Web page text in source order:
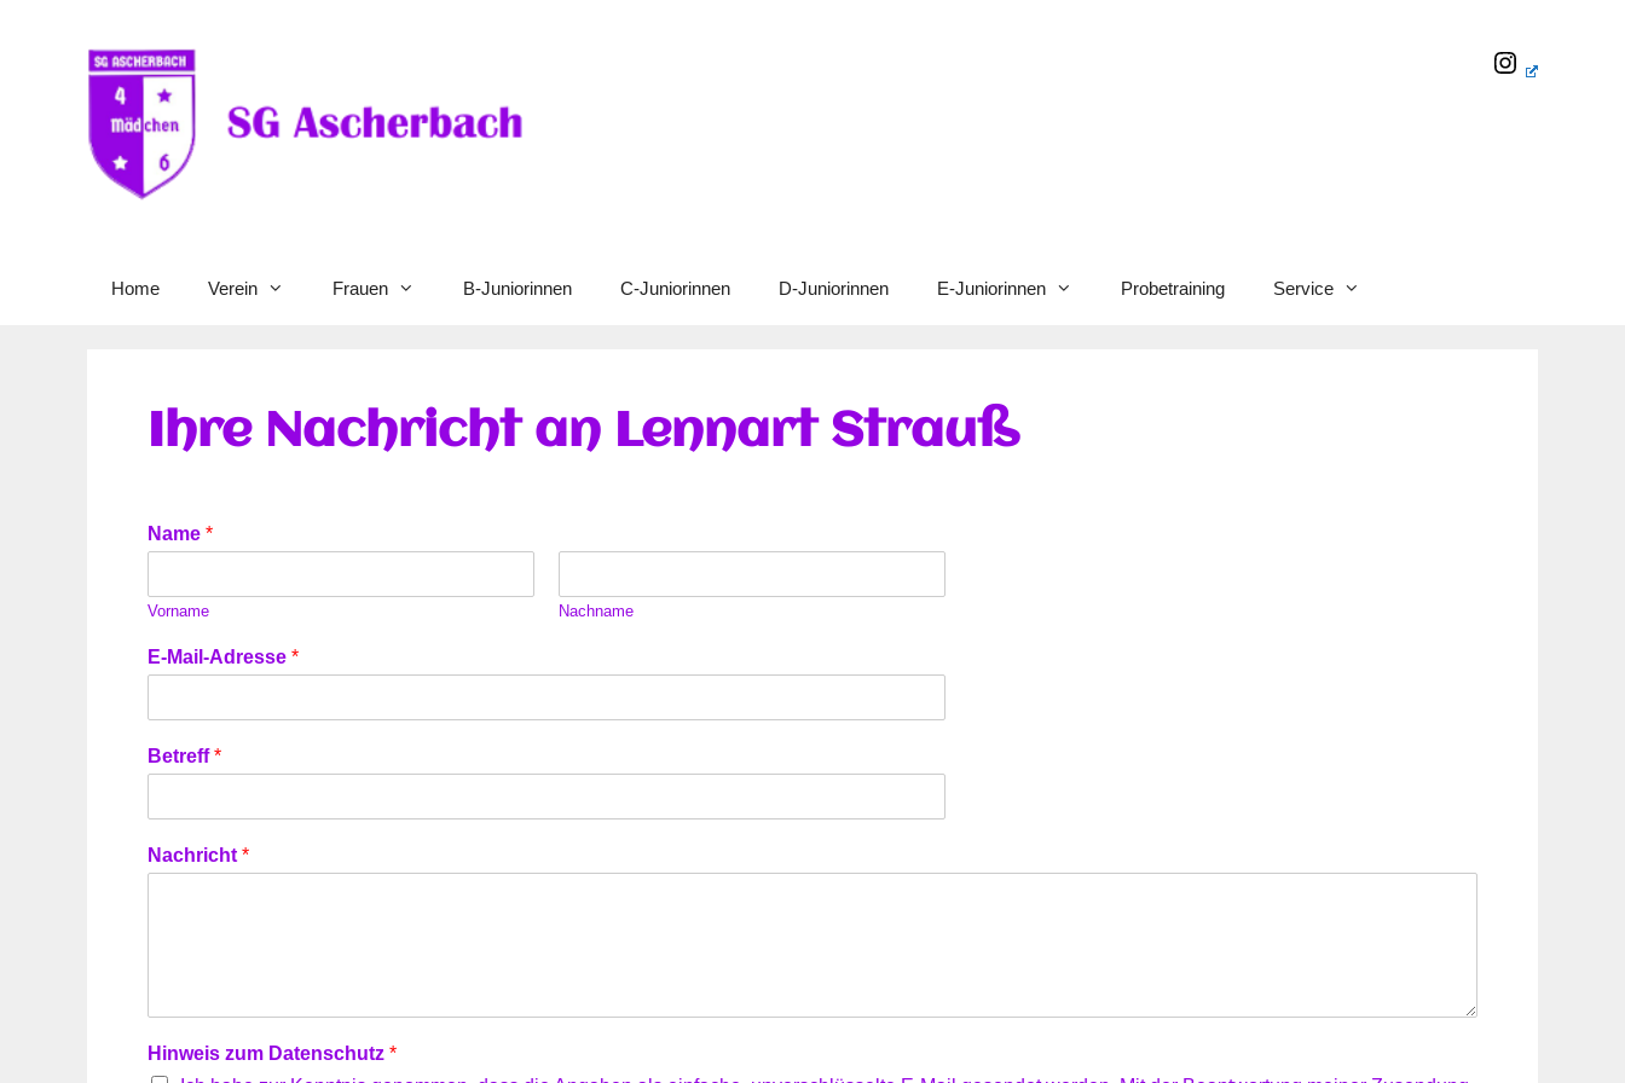
Home Verein Frauen B-Juniorinnen C-Juniorinnen D-Juniorinnen E-Juniorinnen Probetraining Service
Ihre Nachricht an Lennart Strauß
Name *
Vorname Nachname
*
N
c
r
c
t
A
E-Mail-Adresse *
Betreff*
Nachricht *
Hinweis zum Datenschutz *